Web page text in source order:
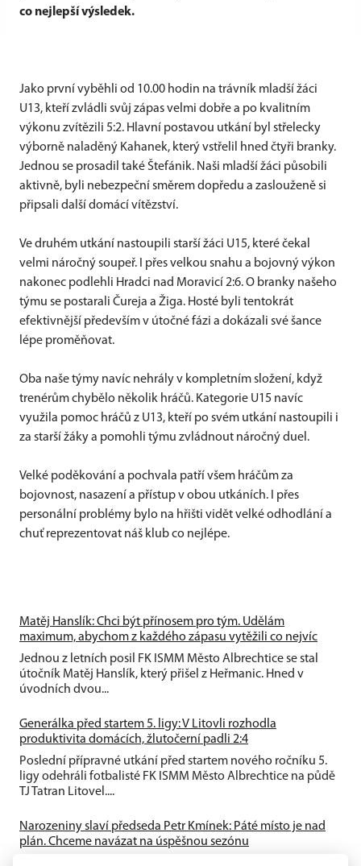
co nejlepší výsledek.
Jako první vyběhli od 10.00 hodin na trávník mladší žáci
U13, kteří zvládli svůj zápas velmi dobře a po kvalitním
výkonu zvítězili 5:2. Hlavní postavou utkání byl střelecky
výborně naladěný Kahanek, který vstřelil hned čtyři branky.
Jednou se prosadil také Štefánik. Naši mladší žáci působili
aktivně, byli nebezpeční směrem dopředu a zaslouženě si
připsali další domácí vítězství.
Ve druhém utkání nastoupili starší žáci U15, které čekal
velmi náročný soupeř. I přes velkou snahu a bojovný výkon
nakonec podlehli Hradci nad Moravicí 2:6. O branky našeho
týmu se postarali Čureja a Žiga. Hosté byli tentokrát
efektivnější především v útočné fázi a dokázali své šance
lépe proměňovat.
Oba naše týmy navíc nehrály v kompletním složení, když
trenérům chybělo několik hráčů. Kategorie U15 navíc
využila pomoc hráčů z U13, kteří po svém utkání nastoupili i
za starší žáky a pomohli týmu zvládnout náročný duel.
Velké poděkování a pochvala patří všem hráčům za
bojovnost, nasazení a přístup v obou utkáních. I přes
personální problémy bylo na hřišti vidět velké odhodlání a
chuť reprezentovat náš klub co nejlépe.
Matěj Hanslík: Chci být přínosem pro tým. Udělám
maximum, abychom z každého zápasu vytěžili co nejvíc
Jednou z letních posil FK ISMM Město Albrechtice se stal
útočník Matěj Hanslík, který přišel z Heřmanic. Hned v
úvodních dvou...
Generálka před startem 5. ligy: V Litovli rozhodla
produktivita domácích, žlutočerní padli 2:4
Poslední přípravné utkání před startem nového ročníku 5.
ligy odehráli fotbalisté FK ISMM Město Albrechtice na půdě
TJ Tatran Litovel....
Narozeniny slaví předseda Petr Kmínek: Páté místo je nad
plán. Chceme navázat na úspěšnou sezónu